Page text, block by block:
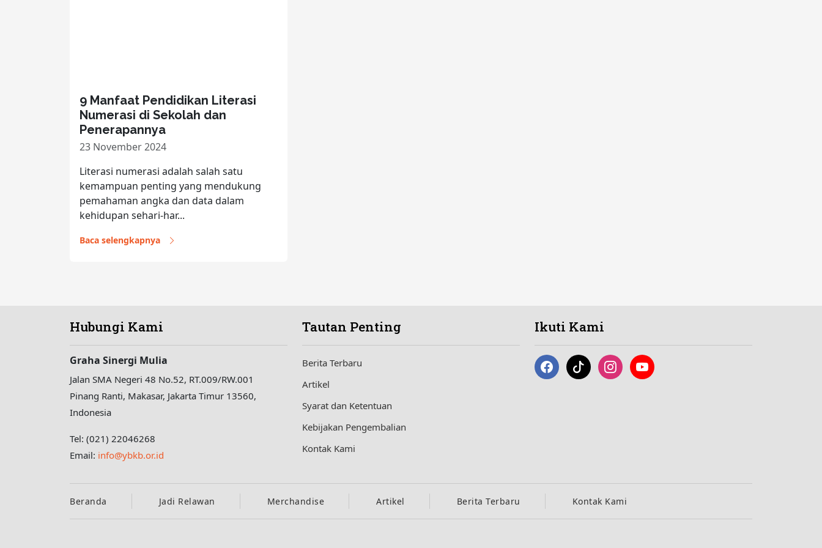
9 Manfaat Pendidikan Literasi
Numerasi di Sekolah dan
Penerapannya
23 November 2024
Literasi numerasi adalah salah satu
kemampuan penting yang mendukung
pemahaman angka dan data dalam
kehidupan sehari-har...
Baca selengkapnya
Hubungi Kami
Graha Sinergi Mulia
Jalan SMA Negeri 48 No.52, RT.009/RW.001
Pinang Ranti, Makasar, Jakarta Timur 13560,
Indonesia
Tel: (021) 22046268
Email: info@ybkb.or.id
Tautan Penting
Berita Terbaru
Artikel
Syarat dan Ketentuan
Kebijakan Pengembalian
Kontak Kami
Ikuti Kami
Beranda Jadi Relawan Merchandise Artikel Berita Terbaru Kontak Kami